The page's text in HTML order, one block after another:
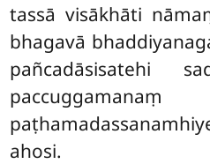
tassā visākhāti
bhagavā
pañcadāsisatehi
ahosi.